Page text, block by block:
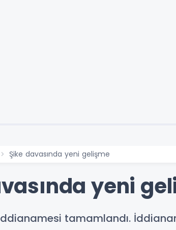
Şike davasında yeni gelişme
yeni
tamamlandı.